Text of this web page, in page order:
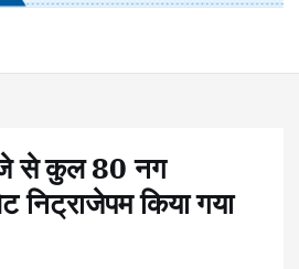
से कुल 80 नग
निट्राजेपम किया गया